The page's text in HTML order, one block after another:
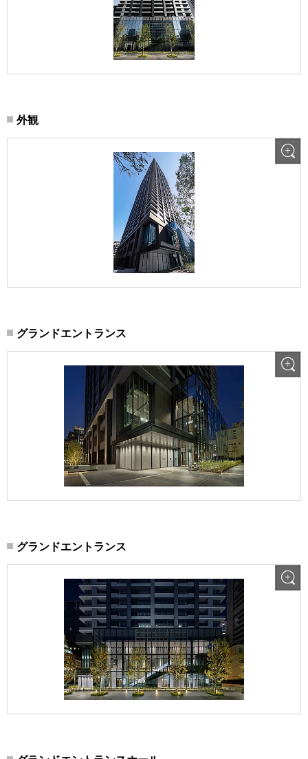
外観
グランドエントランス
グランドエントランス